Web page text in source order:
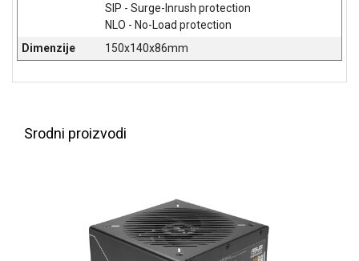
SIP - Surge-Inrush protection
NLO - No-Load protection
Dimenzije
150x140x86mm
Srodni proizvodi